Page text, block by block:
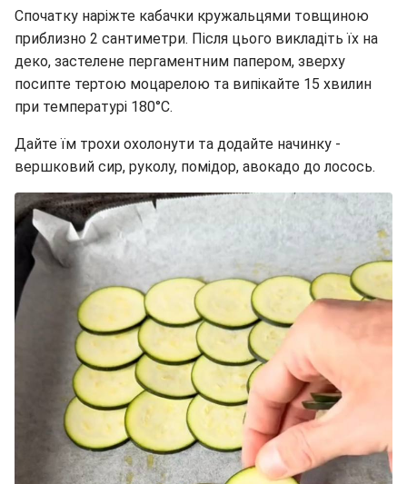
Спочатку наріжте кабачки кружальцями товщиною
приблизно 2 сантиметри. Після цього викладіть їх на
деко, застелене пергаментним папером, зверху
посипте тертою моцарелою та випікайте 15 хвилин
при температурі 180°C.
Дайте їм трохи охолонути та додайте начинку -
вершковий сир, руколу, помідор, авокадо до лосось.